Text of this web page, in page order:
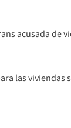
acusada de
las viviendas